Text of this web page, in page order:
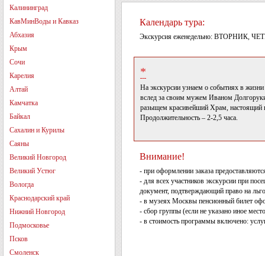
Калининград
КавМинВоды и Кавказ
Абхазия
Крым
Сочи
Карелия
Алтай
Камчатка
Байкал
Сахалин и Курилы
Саяны
Великий Новгород
Великий Устюг
Вологда
Краснодарский край
Нижний Новгород
Подмосковье
Псков
Смоленск
Календарь тура:
Экскурсия еженедельно: ВТОРНИК,
*
На экскурсии узнаем о событиях в
вслед за своим мужем Иваном
разыщем красивейший Храм, настоящий
Продолжительность – 2-2,5 часа.
Внимание!
- при оформлении заказа
- для всех участников экскурсии при
документ, подтверждающий право на
- в музеях Москвы пенсионный билет
- сбор группы (если не указано иное
- в стоимость программы включено: